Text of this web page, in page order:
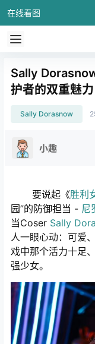
在线看图
Sally
护者的双重魅力
Sally Dorasnow
小趣
要说起《胜利
园”的防御担当 - 尼
当Coser Sally
人一眼心动：可爱
戏中那个活力十足
强少女。